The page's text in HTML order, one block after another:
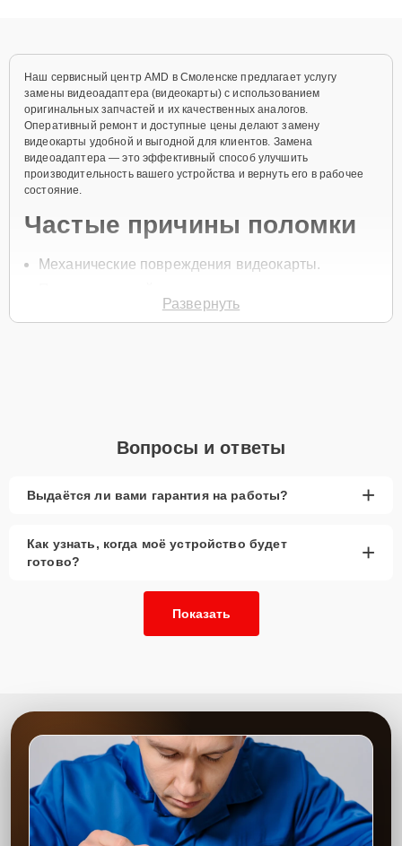
Наш сервисный центр AMD в Смоленске предлагает услугу
замены видеоадаптера (видеокарты) с использованием
оригинальных запчастей и их качественных аналогов.
Оперативный ремонт и доступные цены делают замену
видеокарты удобной и выгодной для клиентов. Замена
видеоадаптера — это эффективный способ улучшить
производительность вашего устройства и вернуть его в рабочее
состояние.
Частые причины поломки
Механические повреждения видеокарты.
Скачки напряжения.
диагностику и ремонт.
сервиса
Низкие цены и скидки— выгодные условия
для замены видеоадаптера.
Срочный ремонт— минимальные сроки
выполнения работы.
Доставка и выезд— комфортные условия для
устройства после замены.
Сервисный центр предоставляет качественную замену видеокарт
с использованием проверенных комплектующих. Наши
специалисты выполняют работы быстро и профессионально, что
позволяет гарантировать стабильность и долговечность вашего
устройства. Мы стремимся к тому, чтобы каждый клиент получил
Развернуть
Вопросы и ответы
Выдаётся ли вами гарантия на работы? +
Как узнать, когда моё устройство будет
готово?
+
Показать